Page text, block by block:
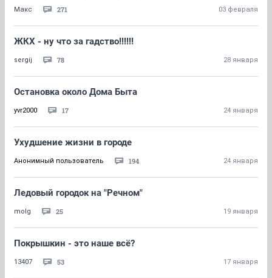
Макс 271 03 февраля
ЖКХ - ну что за гадство!!!!!!
sergij 78 28 января
Остановка около Дома Быта
yvr2000 17 24 января
Ухудшение жизни в городе
Анонимный пользователь 194 24 января
Ледовый городок на "Речном"
molg 25 19 января
Покрышкин - это наше всё?
13407 53 17 января